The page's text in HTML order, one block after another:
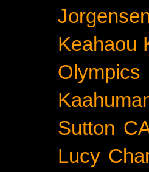
Keahaou
Olympics
Sutton
Lucy